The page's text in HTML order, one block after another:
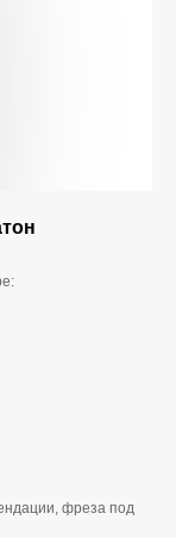
фреза под